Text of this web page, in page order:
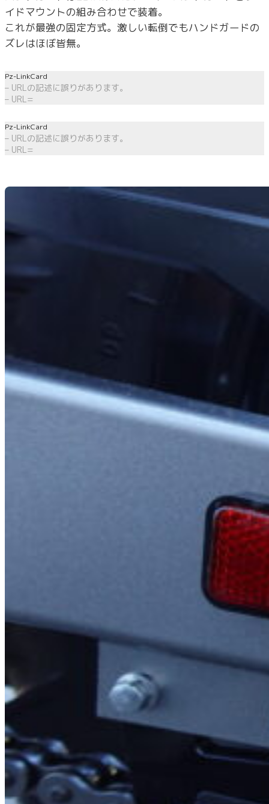
イドマウントの組み合わせで装着。
これが最強の固定方式。激しい転倒でもハンドガードの
ズレはほぼ皆無。
Pz-LinkCard
– URLの記述に誤りがあります。
– URL=
Pz-LinkCard
– URLの記述に誤りがあります。
– URL=